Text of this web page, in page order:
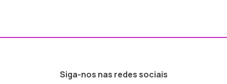
Siga-nos nas redes sociais